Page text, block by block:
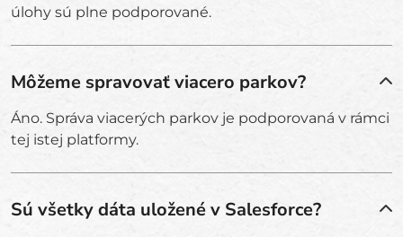
úlohy sú plne podporované.
Môžeme spravovať viacero parkov?
Áno. Správa viacerých parkov je podporovaná v rámci
tej istej platformy.
Sú všetky dáta uložené v Salesforce?